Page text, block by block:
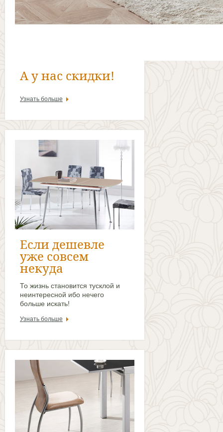
А у нас скидки!
Узнать больше
Если дешевле
уже совсем
некуда
То жизнь становится тусклой и
неинтересной ибо нечего
больше искать!
Узнать больше